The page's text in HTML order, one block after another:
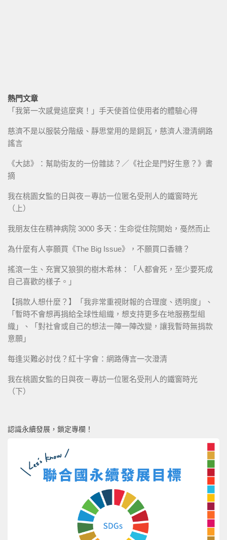
熱門文章
「我第一次感覺這麼爽！」手天使首位使用者的體驗心得
慈濟不是以服裝分階級、靜思堂用的是銅瓦，慈濟人澄清網路
謠言
《大誌》：幫助街友的一份雜誌？／《社企是門好生意？》書
摘
我在桃園女監的日與夜－專訪一位匿名受刑人的鐵窗時光
（上）
我朋友住在精神病院 3000 多天：生命從住院開始，戞然而止
為什麼有人寧願買《The Big Issue》，不願買口香糖？
搖滾一生、充實又狼狽的樹木希林：「人都會死，至少要死成
自己喜歡的樣子。」
【捐款人想什麼？】「我非常重視財報的合理度、透明度」、
「暫時不會想再捐給全球性組織，想支持更多在地服務型組
織」、「對社會或自己的想法一陣一陣改變，讓我暫時無捐款
意願」
每逢災難必討伐？紅十字會：網路傳言一次澄清
我在桃園女監的日與夜－專訪一位匿名受刑人的鐵窗時光
（下）
認識永續發展，鎖定專欄！